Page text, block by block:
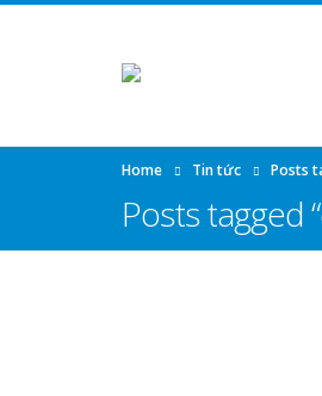
Home Tin tức Posts
Posts tagged